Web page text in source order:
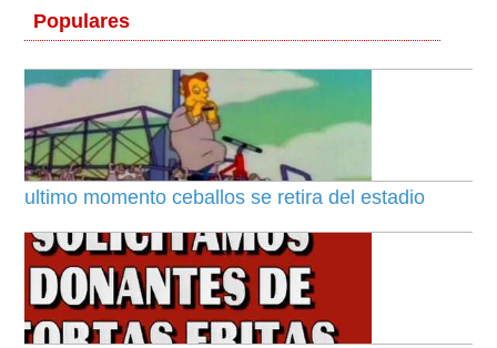
Populares
ultimo momento ceballos se retira del estadio